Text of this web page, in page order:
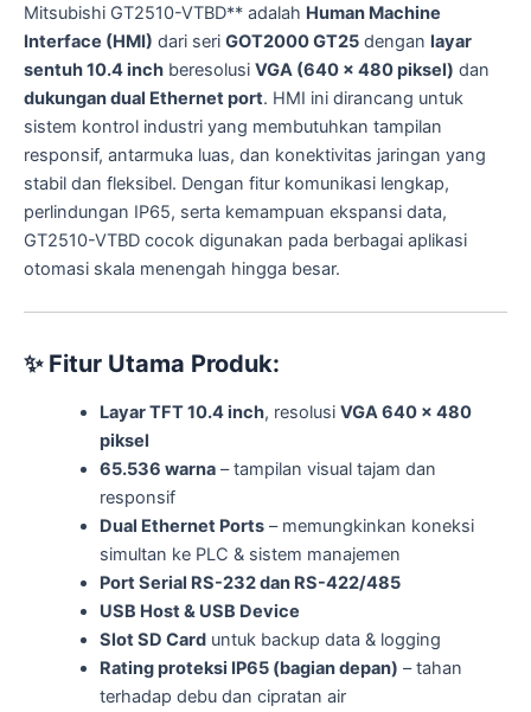
Mitsubishi GT2510-VTBD** adalah Human Machine
Interface (HMI) dari seri GOT2000 GT25 dengan layar
sentuh 10.4 inch beresolusi VGA (640 x 480 piksel) dan
dukungan dual Ethernet port. HMI ini dirancang untuk
sistem kontrol industri yang membutuhkan tampilan
responsif, antarmuka luas, dan konektivitas jaringan yang
stabil dan fleksibel. Dengan fitur komunikasi lengkap,
perlindungan IP65, serta kemampuan ekspansi data,
GT2510-VTBD cocok digunakan pada berbagai aplikasi
otomasi skala menengah hingga besar.
✨ Fitur Utama Produk:
Layar TFT 10.4 inch, resolusi VGA 640 x 480
piksel
65.536 warna– tampilan visual tajam dan
responsif
Dual Ethernet Ports– memungkinkan koneksi
simultan ke PLC & sistem manajemen
Port Serial RS-232 dan RS-422/485
USB Host & USB Device
Slot SD Carduntuk backup data & logging
Rating proteksi IP65 (bagian depan) – tahan
terhadap debu dan cipratan air